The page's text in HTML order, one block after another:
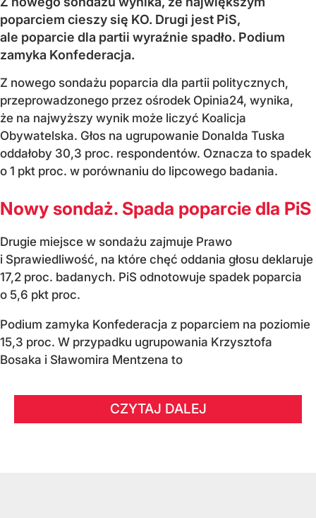
poparciem cieszy się KO. Drugi jest PiS,
ale poparcie dla partii wyraźnie spadło. Podium
zamyka Konfederacja.
Z nowego sondażu poparcia dla partii politycznych,
przeprowadzonego przez ośrodek Opinia24, wynika,
że na najwyższy wynik może liczyć Koalicja
Obywatelska. Głos na ugrupowanie Donalda Tuska
oddałoby 30,3 proc. respondentów. Oznacza to spadek
o 1 pkt proc. w porównaniu do lipcowego badania.
Nowy sondaż. Spada poparcie dla PiS
Drugie miejsce w sondażu zajmuje Prawo
i Sprawiedliwość, na które chęć oddania głosu deklaruje
17,2 proc. badanych. PiS odnotowuje spadek poparcia
o 5,6 pkt proc.
Podium zamyka Konfederacja z poparciem na poziomie
15,3 proc. W przypadku ugrupowania Krzysztofa
Bosaka i Sławomira Mentzena to
CZYTAJ DALEJ